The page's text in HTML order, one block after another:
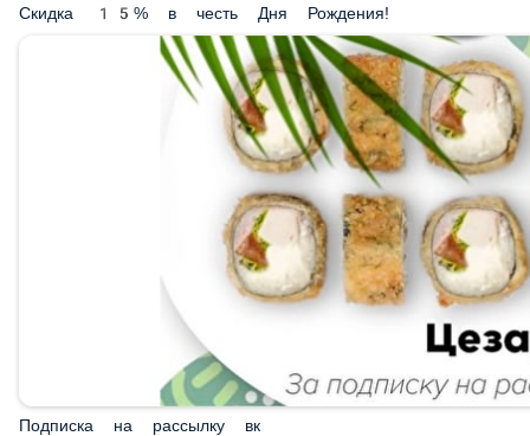
Скидка 15% в честь Дня Рождения!
Подписка на рассылку вк